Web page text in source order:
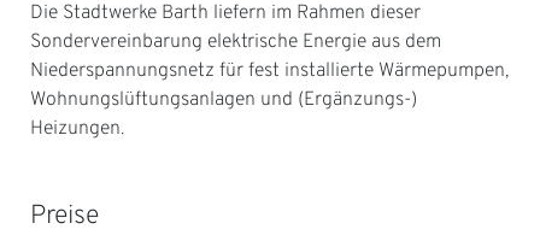
Die Stadtwerke Barth liefern im Rahmen dieser
Sondervereinbarung elektrische Energie aus dem
Niederspannungsnetz für fest installierte Wärmepumpen,
Wohnungslüftungsanlagen und (Ergänzungs-)
Heizungen.
Preise